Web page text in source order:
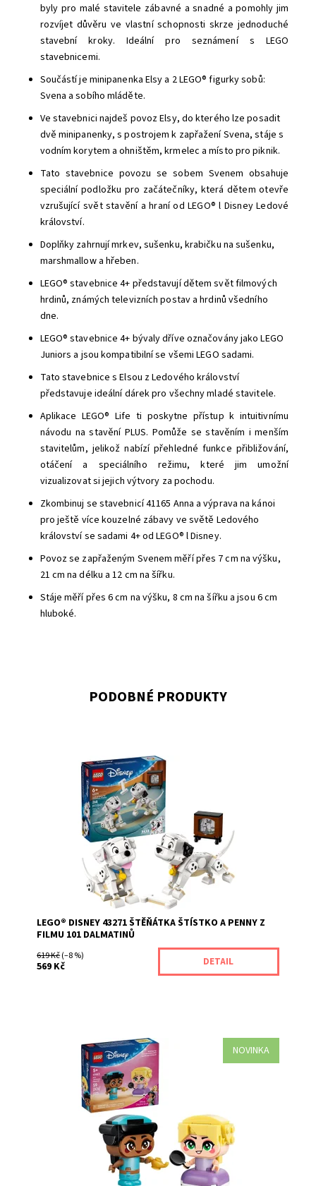
byly pro malé stavitele zábavné a snadné a pomohly jim
rozvíjet důvěru ve vlastní schopnosti skrze jednoduché
stavební kroky. Ideální pro seznámení s LEGO
stavebnicemi.
Součástí je minipanenka Elsy a 2 LEGO® figurky sobů:
Svena a sobího mláděte.
Ve stavebnici najdeš povoz Elsy, do kterého lze posadit
dvě minipanenky, s postrojem k zapřažení Svena, stáje s
vodním korytem a ohništěm, krmelec a místo pro piknik.
Tato stavebnice povozu se sobem Svenem obsahuje
speciální podložku pro začátečníky, která dětem otevře
vzrušující svět stavění a hraní od LEGO® l Disney Ledové
království.
Doplňky zahrnují mrkev, sušenku, krabičku na sušenku,
marshmallow a hřeben.
LEGO® stavebnice 4+ představují dětem svět filmových
hrdinů, známých televizních postav a hrdinů všedního
dne.
LEGO® stavebnice 4+ bývaly dříve označovány jako LEGO
Juniors a jsou kompatibilní se všemi LEGO sadami.
Tato stavebnice s Elsou z Ledového království
představuje ideální dárek pro všechny mladé stavitele.
Aplikace LEGO® Life ti poskytne přístup k intuitivnímu
návodu na stavění PLUS. Pomůže se stavěním i menším
stavitelům, jelikož nabízí přehledné funkce přibližování,
otáčení a speciálního režimu, které jim umožní
vizualizovat si jejich výtvory za pochodu.
Zkombinuj se stavebnicí 41165 Anna a výprava na kánoi
pro ještě více kouzelné zábavy ve světě Ledového
království se sadami 4+ od LEGO® l Disney.
Povoz se zapřaženým Svenem měří přes 7 cm na výšku,
21 cm na délku a 12 cm na šířku.
Stáje měří přes 6 cm na výšku, 8 cm na šířku a jsou 6 cm
hluboké.
PODOBNÉ PRODUKTY
Adoptujte si ta nejroztomilejší štěňátka! Postavte si
Štístka a Penny z milovaného Disney filmu 101 dalmatinů
a pak si užijte společné tulení. Naučte je, jak aportovat
kost, nebo je zabavte televizí. Modely mají otáčející hlavy
a pohyblivé nohy a ocasy....
Dostupnost:
Momentálně nedostupné
12845
LEGO
LEGO® DISNEY 43271 ŠTĚŇÁTKA ŠTÍSTKO A PENNY Z
FILMU 101 DALMATINŮ
619 Kč(–8 %)
569 Kč DETAIL
NOVINKA
Potěšte děti od 5 let stavebnicí LEGO® ǀ Disney Princess
Mini Jasmína a Locika (43303). Filmové postavy Jasmína a
Locika s doplňky v podobě kouzelné lampy a pánve
inspirují děti k vymýšlení příběhů a živé hře. Každá z
princezen má pohyblivé ruce a může...
Skladem>3
12806
LEGO